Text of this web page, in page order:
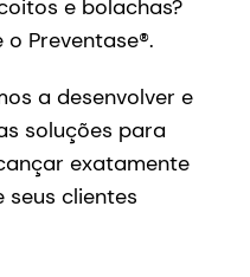
e bolachas?
Preventase®.
a desenvolver e
soluções para
exatamente
seus clientes